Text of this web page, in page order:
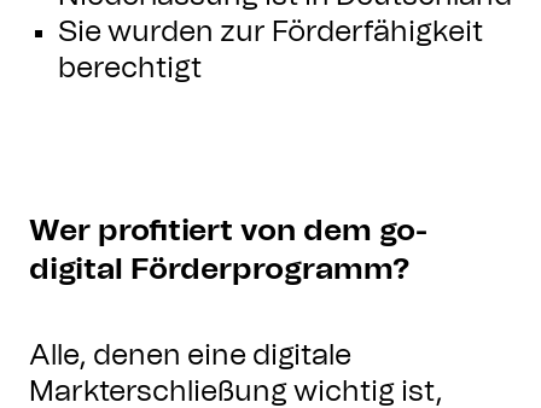
Sie wurden zur Förderfähigkeit
berechtigt
Wer profitiert von dem go-
digital Förderprogramm?
Alle, denen eine digitale
Markterschließung wichtig ist,